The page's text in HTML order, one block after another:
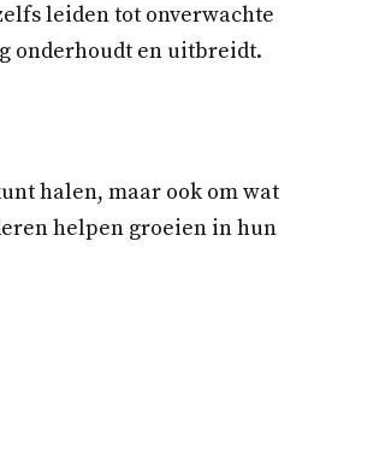
leiden tot onverwachte
onderhoudt en uitbreidt.
halen, maar ook om wat
helpen groeien in hun